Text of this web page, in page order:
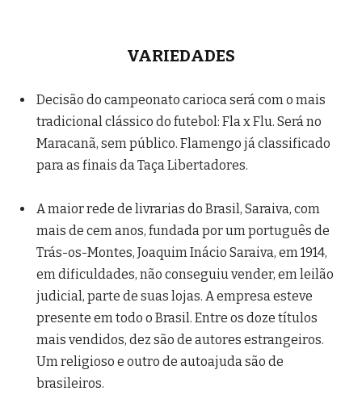
VARIEDADES
Decisão do campeonato carioca será com o mais
tradicional clássico do futebol: Fla x Flu. Será no
Maracanã, sem público. Flamengo já classificado
para as finais da Taça Libertadores.
A maior rede de livrarias do Brasil, Saraiva, com
mais de cem anos, fundada por um português de
Trás-os-Montes, Joaquim Inácio Saraiva, em 1914,
em dificuldades, não conseguiu vender, em leilão
judicial, parte de suas lojas. A empresa esteve
presente em todo o Brasil. Entre os doze títulos
mais vendidos, dez são de autores estrangeiros.
Um religioso e outro de autoajuda são de
brasileiros.